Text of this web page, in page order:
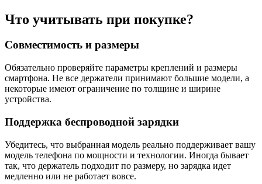
Что учитывать при покупке?
Совместимость и размеры
Обязательно проверяйте параметры креплений и размеры
смартфона. Не все держатели принимают большие модели, а
некоторые имеют ограничение по толщине и ширине
устройства.
Поддержка беспроводной зарядки
Убедитесь, что выбранная модель реально поддерживает вашу
модель телефона по мощности и технологии. Иногда бывает
так, что держатель подходит по размеру, но зарядка идет
медленно или не работает вовсе.